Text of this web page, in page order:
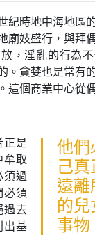
紀時地中海地區
廟妓盛行，與拜
，淫亂的行為
。貪婪也是常有
這個商業中心從
他們
己真
遠離
的兒
事物
正是
牟取
須過
必須
過去
出基